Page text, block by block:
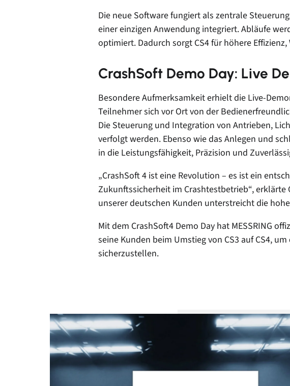
Die neue Software fungiert als zentrale
einer einzigen Anwendung integriert. Abläufe
optimiert. Dadurch sorgt CS4 für höhere
CrashSoft Demo Day: Live
Besondere Aufmerksamkeit erhielt die Live-
Teilnehmer sich vor Ort von der
Die Steuerung und Integration von Antrieben,
verfolgt werden. Ebenso wie das Anlegen und
in die Leistungsfähigkeit, Präzision und
„CrashSoft 4 ist eine Revolution – es ist ein
Zukunftssicherheit im Crashtestbetrieb“, erklärte
unserer deutschen Kunden unterstreicht die
Mit dem CrashSoft4 Demo Day hat MESSRING
seine Kunden beim Umstieg von CS3 auf CS4,
sicherzustellen.